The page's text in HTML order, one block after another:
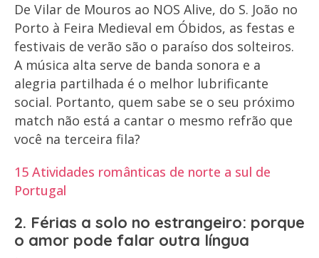
De Vilar de Mouros ao NOS Alive, do S. João no
Porto à Feira Medieval em Óbidos, as festas e
festivais de verão são o paraíso dos solteiros.
A música alta serve de banda sonora e a
alegria partilhada é o melhor lubrificante
social. Portanto, quem sabe se o seu próximo
match não está a cantar o mesmo refrão que
você na terceira fila?
15 Atividades românticas de norte a sul de
Portugal
2. Férias a solo no estrangeiro: porque
o amor pode falar outra língua